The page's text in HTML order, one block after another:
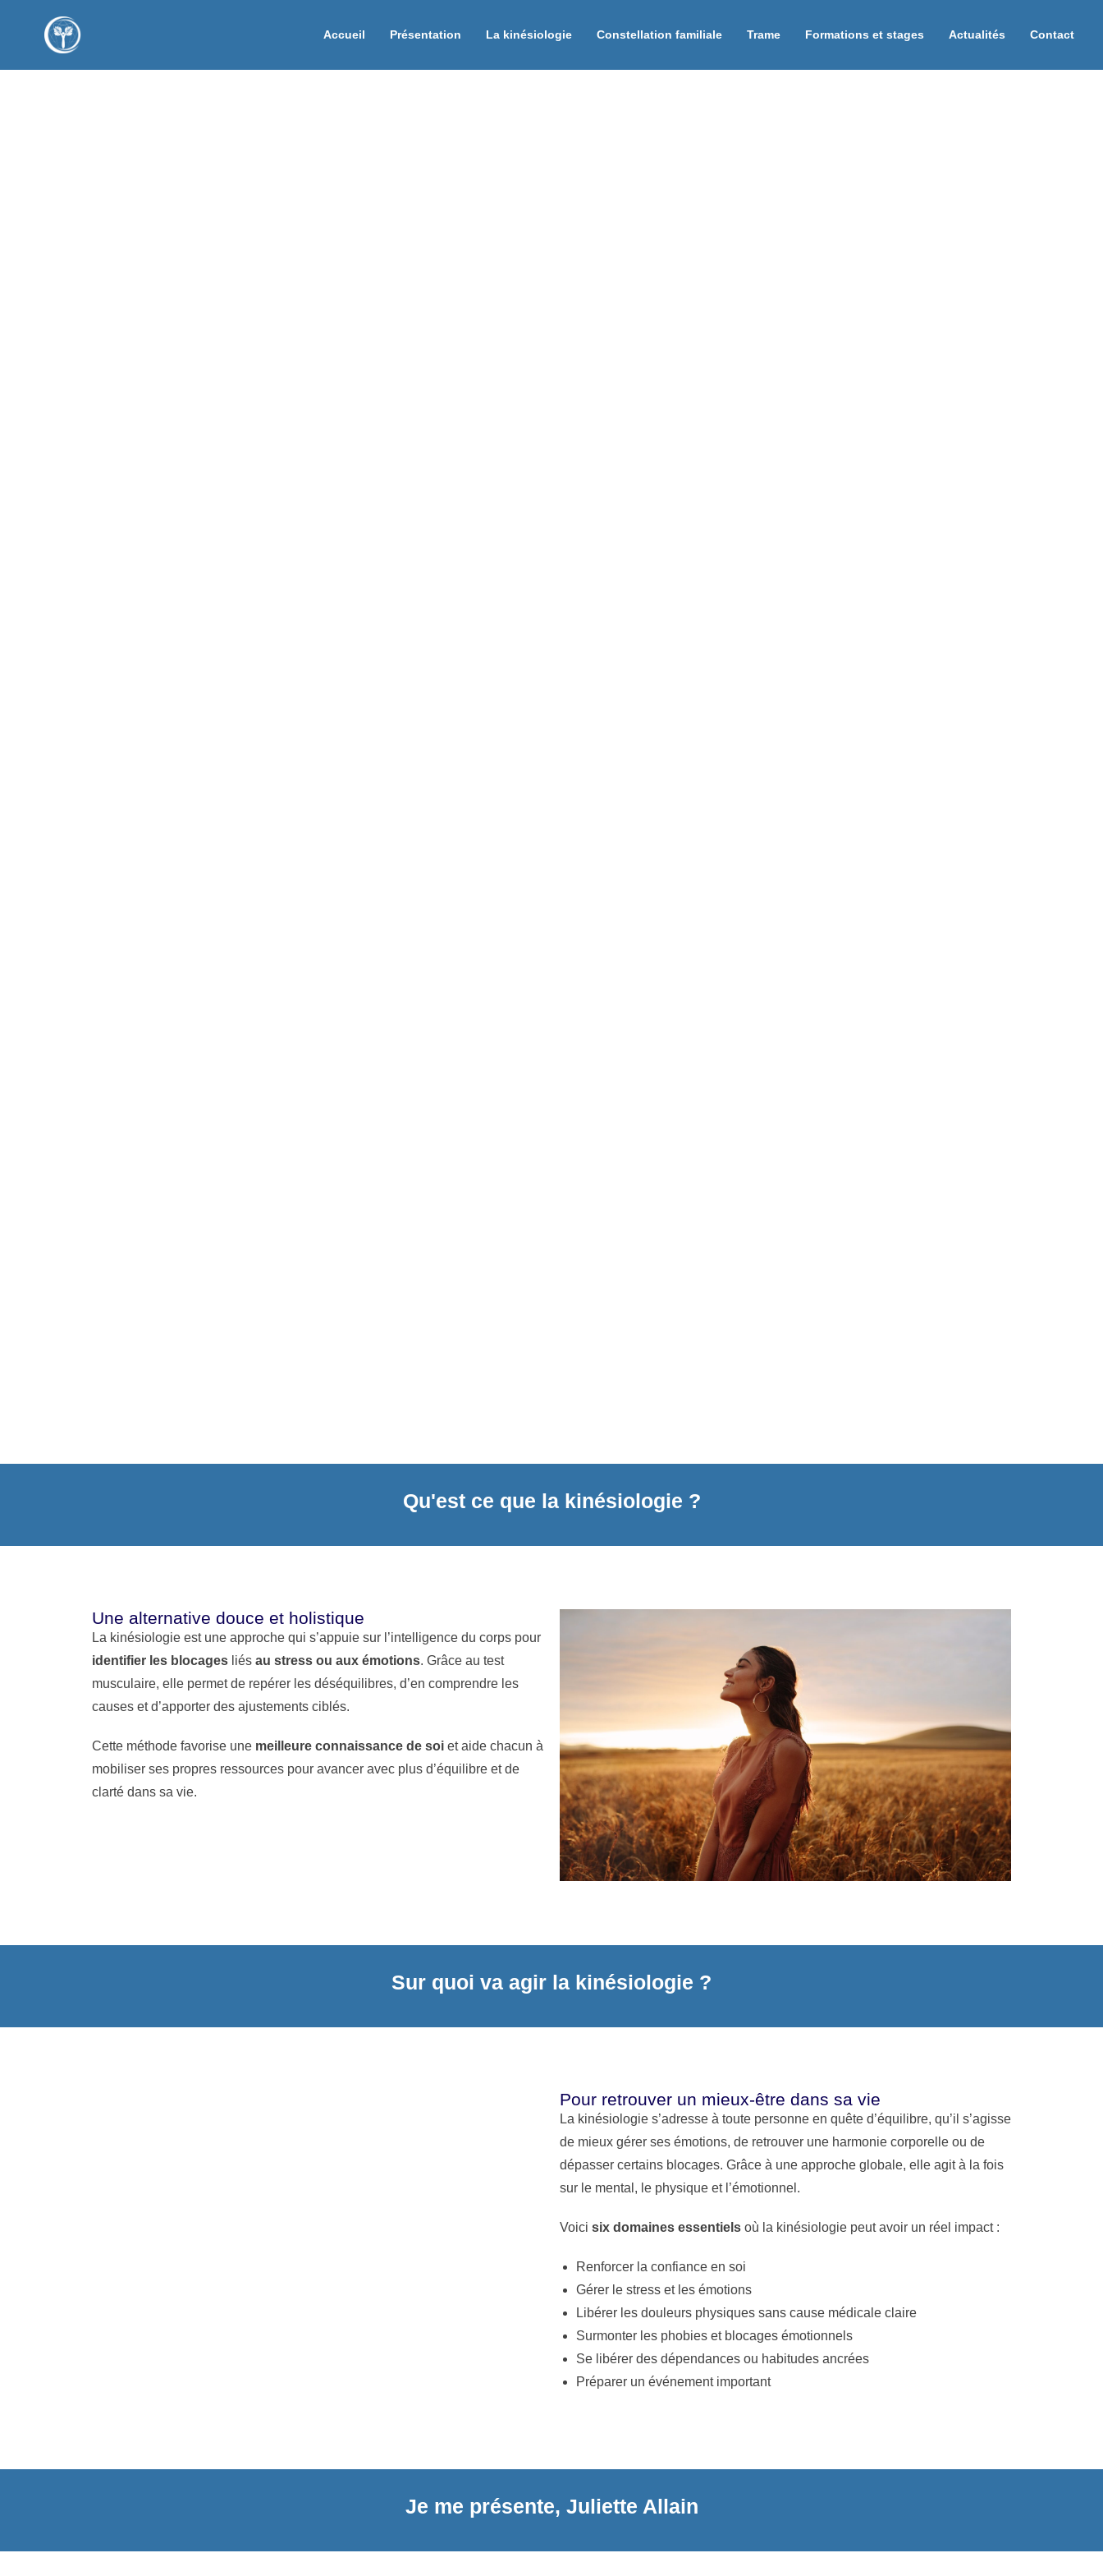
Accueil Présentation La kinésiologie Constellation familiale Trame Formations et stages Actualités Contact
Qu'est ce que la kinésiologie ?
Une alternative douce et holistique
La kinésiologie est une approche qui s’appuie sur l’intelligence du corps pour
identifier les blocages liés au stress ou aux émotions. Grâce au test
musculaire, elle permet de repérer les déséquilibres, d’en comprendre les
causes et d’apporter des ajustements ciblés.
Cette méthode favorise une meilleure connaissance de soi et aide chacun à
mobiliser ses propres ressources pour avancer avec plus d’équilibre et de
clarté dans sa vie.
Sur quoi va agir la kinésiologie ?
Pour retrouver un mieux-être dans sa vie
La kinésiologie s’adresse à toute personne en quête d’équilibre, qu’il s’agisse
de mieux gérer ses émotions, de retrouver une harmonie corporelle ou de
dépasser certains blocages. Grâce à une approche globale, elle agit à la fois
sur le mental, le physique et l’émotionnel.
Voici six domaines essentiels où la kinésiologie peut avoir un réel impact :
Renforcer la confiance en soi
Gérer le stress et les émotions
Libérer les douleurs physiques sans cause médicale claire
Surmonter les phobies et blocages émotionnels
Se libérer des dépendances ou habitudes ancrées
Préparer un événement important
Je me présente, Juliette Allain